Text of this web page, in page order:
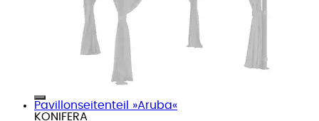
Pavillonseitenteil »Aruba«
KONIFERA